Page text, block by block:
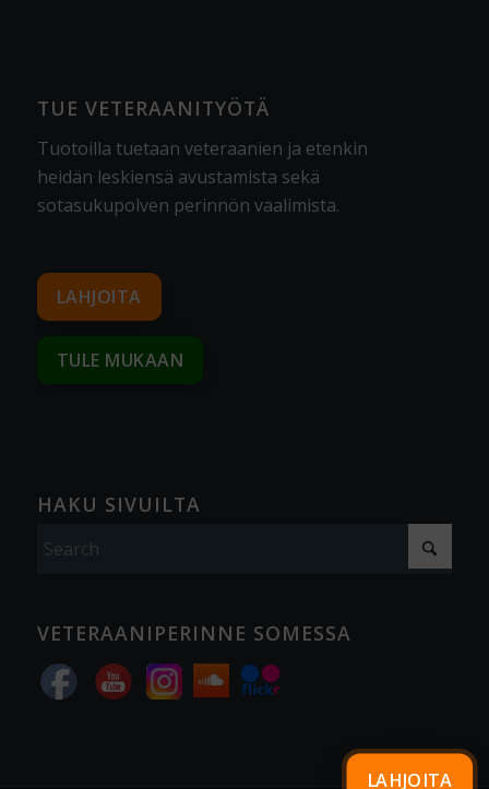
TUE VETERAANITYÖTÄ
Tuotoilla tuetaan veteraanien ja etenkin
heidän leskiensä avustamista sekä
sotasukupolven perinnön vaalimista.
LAHJOITA
TULE MUKAAN
HAKU SIVUILTA
VETERAANIPERINNE SOMESSA
LAHJOITA